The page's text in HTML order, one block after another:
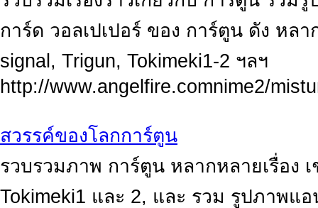
การ์ด วอลเปเปอร์ ของ การ์ตูน ดัง หล
signal, Trigun, Tokimeki1-2 ฯลฯ
http://www.angelfire.comnime2/
สวรรค์ของโลกการ์ตูน
รวบรวมภาพ การ์ตูน หลากหลายเรื่อง
Tokimeki1 และ 2, และ รวม รูปภาพ